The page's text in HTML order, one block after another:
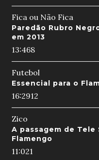
Fica ou Não Fica
Paredão Rubro
em 2013
13:468
Futebol
Essencial para o
16:2912
Zico
A passagem de
Flamengo
11:021